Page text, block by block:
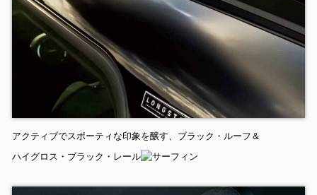
アクティブでスポーティな印象を醸す、ブラック・ルーフ＆
ハイグロス・ブラック・レール